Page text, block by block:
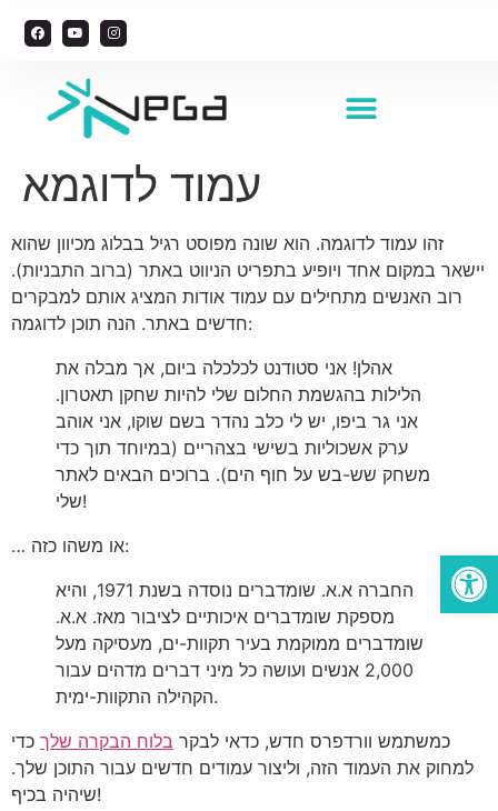
עמוד לדוגמא
זהו עמוד לדוגמה. הוא שונה מפוסט רגיל בבלוג מכיוון שהוא
יישאר במקום אחד ויופיע בתפריט הניווט באתר (ברוב התבניות).
רוב האנשים מתחילים עם עמוד אודות המציג אותם למבקרים
חדשים באתר. הנה תוכן לדוגמה:
אהלן! אני סטודנט לכלכלה ביום, אך מבלה את
הלילות בהגשמת החלום שלי להיות שחקן תאטרון.
אני גר ביפו, יש לי כלב נהדר בשם שוקו, אני אוהב
ערק אשכוליות בשישי בצהריים (במיוחד תוך כדי
משחק שש-בש על חוף הים). ברוכים הבאים לאתר
שלי!
… או משהו כזה:
החברה א.א. שומדברים נוסדה בשנת 1971, והיא
מספקת שומדברים איכותיים לציבור מאז. א.א.
שומדברים ממוקמת בעיר תקוות-ים, מעסיקה מעל
2,000 אנשים ועושה כל מיני דברים מדהים עבור
הקהילה התקוות-ימית.
כמשתמש וורדפרס חדש, כדאי לבקר בלוח הבקרה שלך כדי
למחוק את העמוד הזה, וליצור עמודים חדשים עבור התוכן שלך.
שיהיה בכיף!